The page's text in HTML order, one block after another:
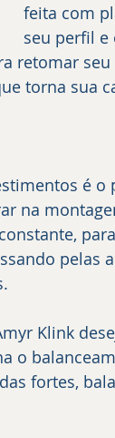
feita com
seu perfil e
retomar
torna sua
é
na
pelas
Klink
o
fortes,